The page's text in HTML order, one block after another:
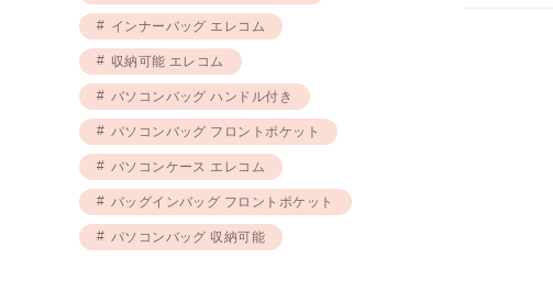
インナーバッグ エレコム
収納可能 エレコム
パソコンバッグ ハンドル付き
パソコンバッグ フロントポケット
パソコンケース エレコム
バッグインバッグ フロントポケット
パソコンバッグ 収納可能